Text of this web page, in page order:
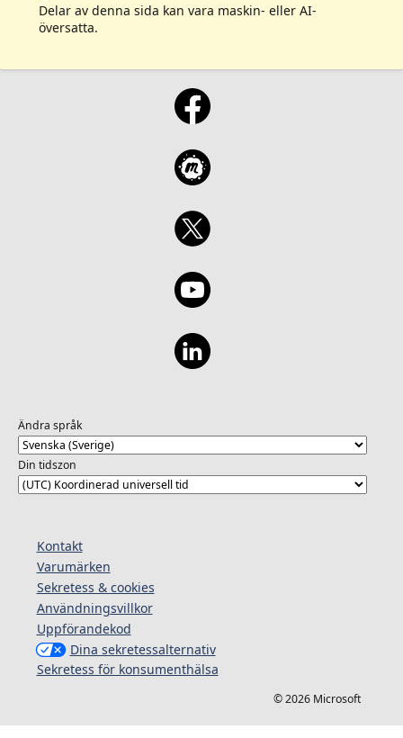
Delar av denna sida kan vara maskin- eller AI-
översatta.
Ändra språk
Din tidszon
Kontakt
Varumärken
Sekretess & cookies
Användningsvillkor
Uppförandekod
Dina sekretessalternativ
Sekretess för konsumenthälsa
© 2026 Microsoft